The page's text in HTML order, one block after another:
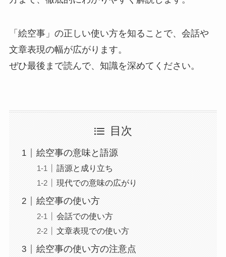
「絵空事」の正しい使い方を知ることで、会話や
文章表現の幅が広がります。
ぜひ最後まで読んで、知識を深めてください。
目次
絵空事の意味と語源
語源と成り立ち
現代での意味の広がり
絵空事の使い方
会話での使い方
文章表現での使い方
絵空事の使い方の注意点